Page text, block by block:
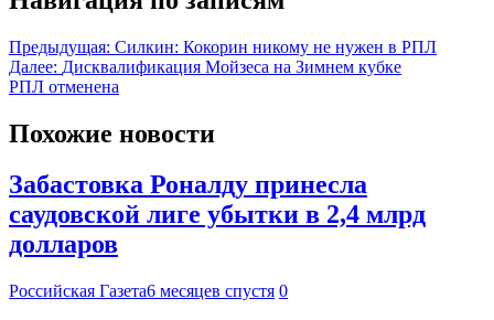
Предыдущая: Силкин: Кокорин никому не нужен в РПЛ
Далее: Дисквалификация Мойзеса на Зимнем кубке
РПЛ отменена
Похожие новости
Забастовка Роналду принесла
саудовской лиге убытки в 2,4 млрд
долларов
Российская Газета6 месяцев спустя 0